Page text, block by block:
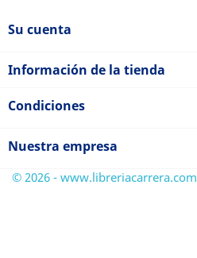
Su cuenta
Información de la tienda
Condiciones
Nuestra empresa
© 2026 - www.libreriacarrera.com